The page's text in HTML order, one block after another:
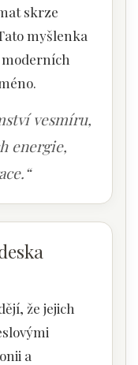
skrze
myšlenka
vesmíru,
energie,
že jejich
a